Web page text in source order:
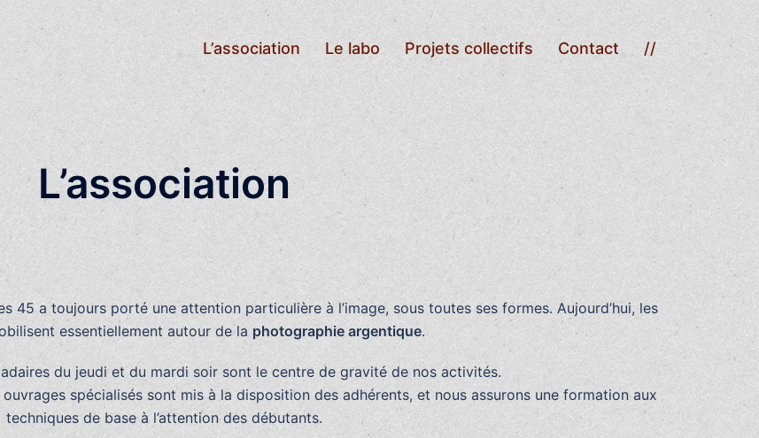
L’association Le labo Projets collectifs Contact //
L’association
45 a toujours porté une attention particulière à l’image, sous toutes ses formes. Aujourd’hui, les
essentiellement autour de la photographie argentique.
du jeudi et du mardi soir sont le centre de gravité de nos activités.
spécialisés sont mis à la disposition des adhérents, et nous assurons une formation aux
techniques de base à l’attention des débutants.